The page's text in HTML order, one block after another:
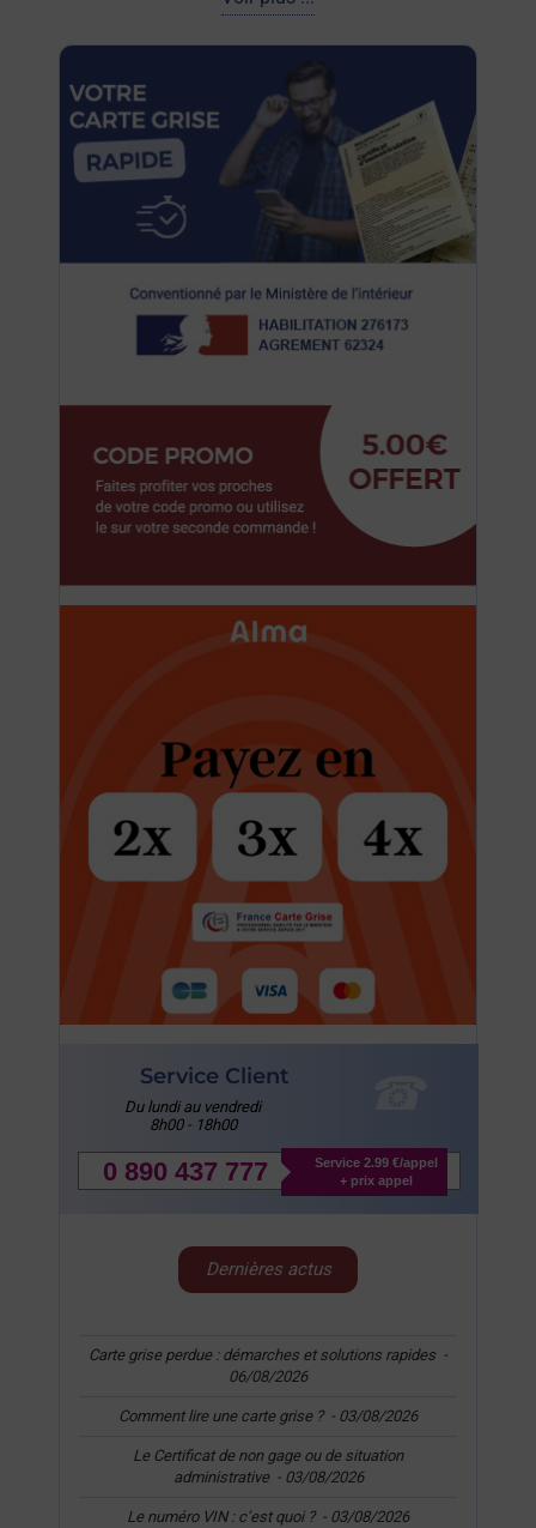
Jaguar F-type Coupe
Jaguar F-type
Jaguar Xf 2
Jaguar Xf 2 Sportbrake
Jaguar Xfr-s Sportbrake
Jaguar Xf Sportbrake
Jaguar Xj6 (3e Generation)
Jaguar Xj6 (2e Generation)
Jaguar Xk Coupe
Jaguar Xk Cabriolet
Jaguar Xk8 Cabriolet
Jaguar Xk8 Coupe
Jaguar Xkr Coupe
Service Client
Du lundi au vendredi
8h00 - 18h00
0 890 437 777
Service 2.99 €/appel
+ prix appel
Dernières actus
Carte grise perdue : démarches et solutions rapides -
06/08/2026
Comment lire une carte grise ? - 03/08/2026
Le Certificat de non gage ou de situation
administrative - 03/08/2026
Le numéro VIN : c’est quoi ? - 03/08/2026